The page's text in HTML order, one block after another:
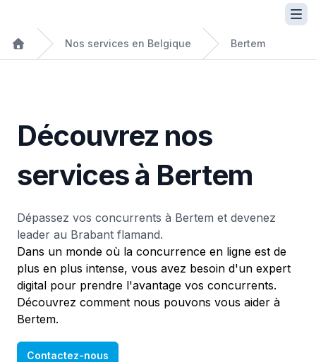
Nos services en Belgique Bertem
Découvrez nos
services à Bertem
Dépassez vos concurrents à Bertem et devenez
leader au Brabant flamand.
Dans un monde où la concurrence en ligne est de
plus en plus intense, vous avez besoin d'un expert
digital pour prendre l'avantage vos concurrents.
Découvrez comment nous pouvons vous aider à
Bertem.
Contactez-nous